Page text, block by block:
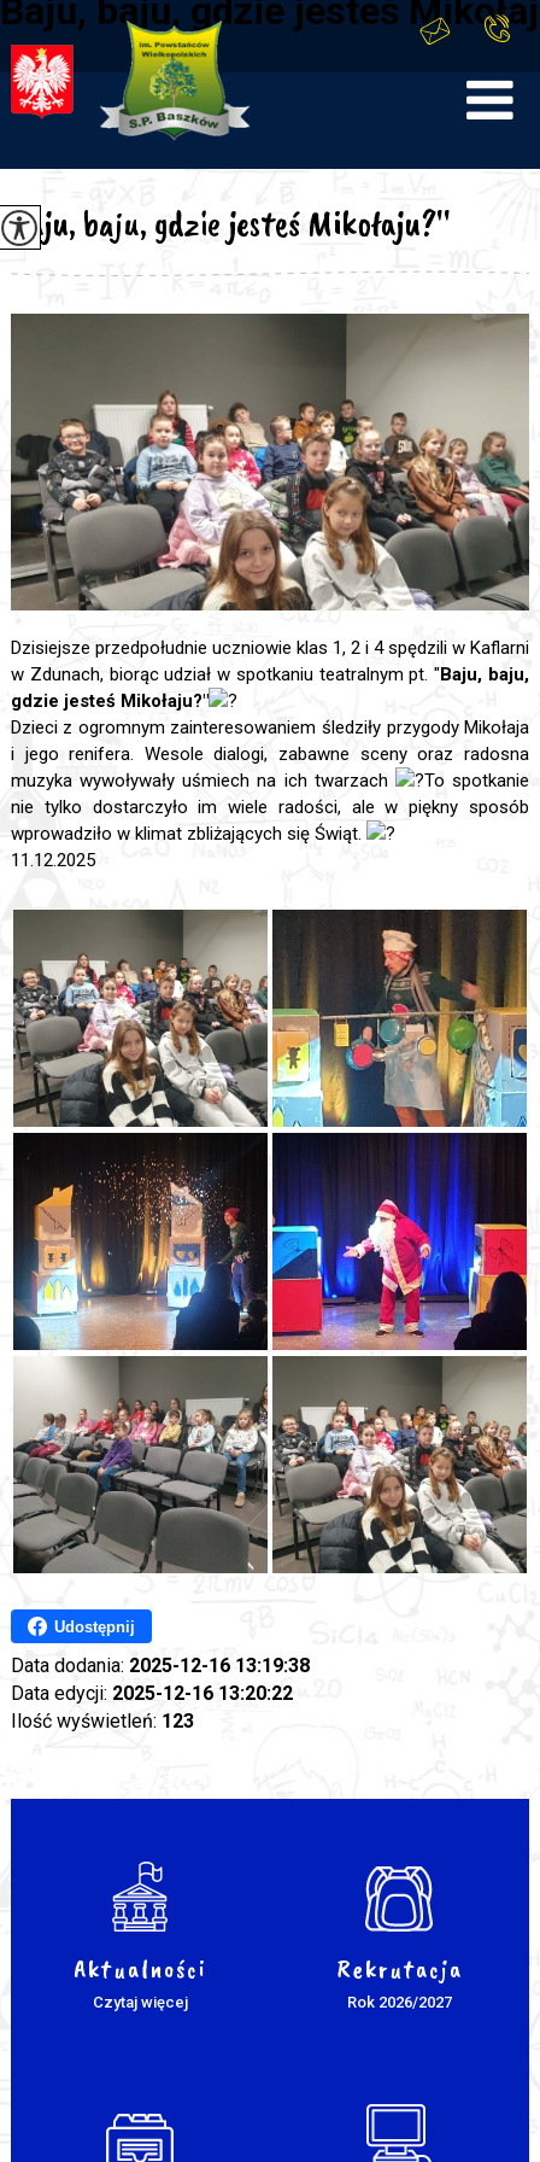
Baju, baju, gdzie jesteś
Baju, baju, gdzie jesteś Mikołaju?''
Dzisiejsze przedpołudnie uczniowie klas 1, 2 i 4 spędzili w Kaflarni
w Zdunach, biorąc udział w spotkaniu teatralnym pt. "Baju, baju,
gdzie jesteś Mikołaju?"
Dzieci z ogromnym zainteresowaniem śledziły przygody Mikołaja
i jego renifera. Wesole dialogi, zabawne sceny oraz radosna
muzyka wywoływały uśmiech na ich twarzach
To spotkanie
nie tylko dostarczyło im wiele radości, ale w piękny sposób
wprowadziło w klimat zbliżających się Świąt.
11.12.2025
Udostępnij
Data dodania: 2025-12-16 13:19:38
Data edycji: 2025-12-16 13:20:22
Ilość wyświetleń: 123
Aktualności
Czytaj więcej
Rekrutacja
Rok 2026/2027